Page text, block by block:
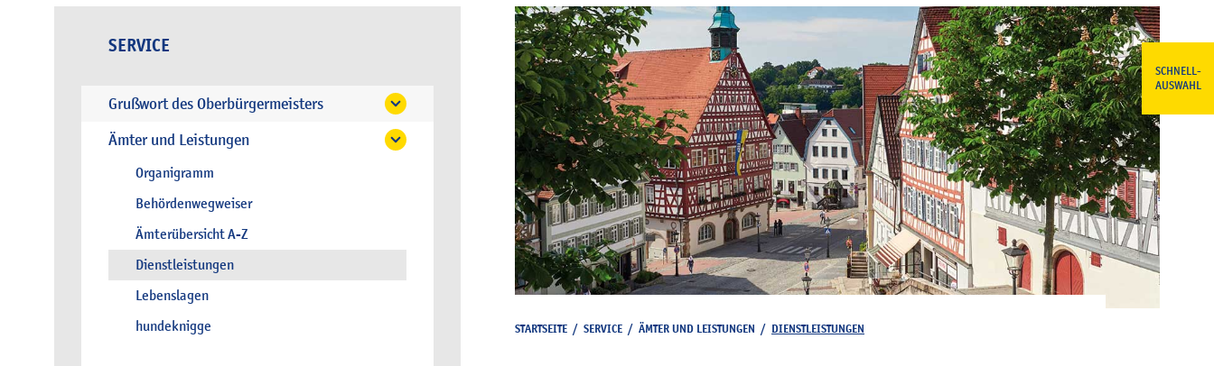
SCHNELL-
AUSWAHL
SERVICE
Grußwort des Oberbürgermeisters
Ämter und Leistungen
Organigramm
Behördenwegweiser
Ämterübersicht A-Z
Dienstleistungen
Lebenslagen
hundeknigge
STARTSEITE / SERVICE / ÄMTER UND LEISTUNGEN / DIENSTLEISTUNGEN